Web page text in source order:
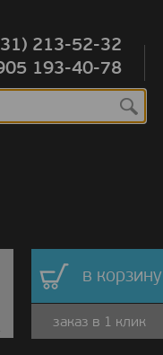
213-52-32
193-40-78
в корзину
заказ в 1 клик